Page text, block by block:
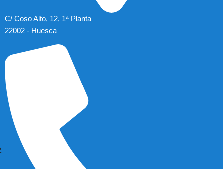
C/ Coso Alto, 12, 1ª Planta
22002 - Huesca